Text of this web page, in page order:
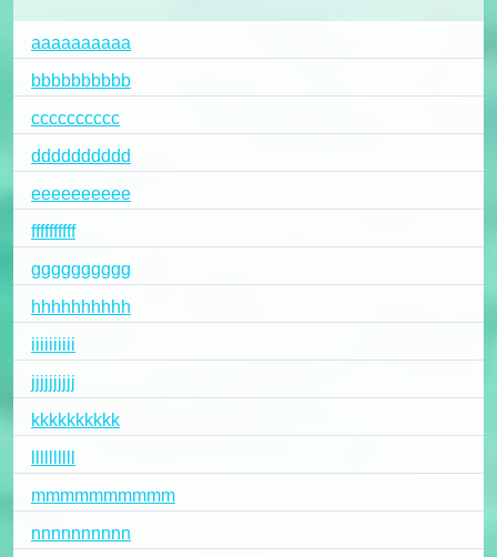
aaaaaaaaaa
bbbbbbbbbb
cccccccccc
dddddddddd
eeeeeeeeee
ffffffffff
gggggggggg
hhhhhhhhhh
iiiiiiiiii
jjjjjjjjjj
kkkkkkkkkk
mmmmmmmmmm
nnnnnnnnnn